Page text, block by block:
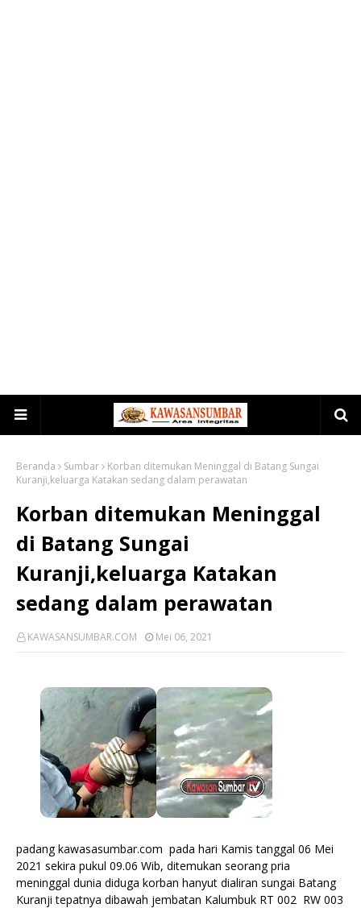
Beranda Sumbar
Korban ditemukan Meninggal di Batang Sungai
Kuranji,keluarga Katakan sedang dalam perawatan
Korban ditemukan Meninggal
di Batang Sungai
Kuranji,keluarga Katakan
sedang dalam perawatan
KAWASANSUMBAR.COM Mei 06, 2021
padang kawasasumbar.com pada hari Kamis tanggal 06 Mei
2021 sekira pukul 09.06 Wib, ditemukan seorang pria
meninggal dunia diduga korban hanyut dialiran sungai Batang
Kuranji tepatnya dibawah jembatan Kalumbuk RT 002 RW 003